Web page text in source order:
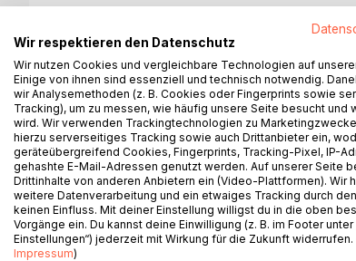
BESCHREIBUNG
"Wie man Eier sammelt und andere
Kurzgeschichten aus dem
eigenständige Geschichten. Sie
bereichern kann. Humorvoll und
allen Höhen und Tiefen.
AUTOR/IN
Wir respektieren den Datenschutz
Wir nutzen Cookies und vergleichbare Technologien auf
Einige von ihnen sind essenziell und technisch notwendig.
wir Analysemethoden (z. B. Cookies oder Fingerprints sowie
Tracking), um zu messen, wie häufig unsere Seite besucht und
wird. Wir verwenden Trackingtechnologien zu
hierzu serverseitiges Tracking sowie auch Drittanbieter ein,
geräteübergreifend Cookies, Fingerprints, Tracking-Pixel, IP-
gehashte E-Mail-Adressen genutzt werden. Auf unserer Seite
Drittinhalte von anderen Anbietern ein (Video-Plattformen). Wir
weitere Datenverarbeitung und ein etwaiges Tracking durch
keinen Einfluss. Mit deiner Einstellung willigst du in die oben
Vorgänge ein. Du kannst deine Einwilligung (z. B. im Footer unter
Einstellungen“) jederzeit mit Wirkung für die Zukunft widerrufen.
Impressum)